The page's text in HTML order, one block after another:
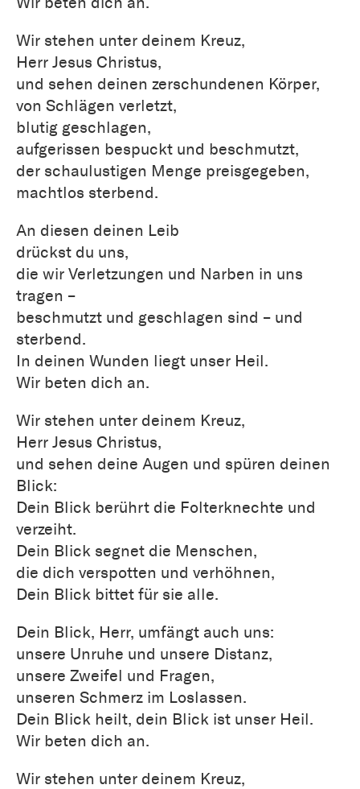
Wir stehen unter deinem Kreuz,
Herr Jesus Christus,
und sehen deinen zerschundenen Körper,
von Schlägen verletzt,
blutig geschlagen,
aufgerissen bespuckt und beschmutzt,
der schaulustigen Menge preisgegeben,
machtlos sterbend.
An diesen deinen Leib
drückst du uns,
die wir Verletzungen und Narben in uns
tragen –
beschmutzt und geschlagen sind – und
sterbend.
In deinen Wunden liegt unser Heil.
Wir beten dich an.
Wir stehen unter deinem Kreuz,
Herr Jesus Christus,
und sehen deine Augen und spüren deinen
Blick:
Dein Blick berührt die Folterknechte und
verzeiht.
Dein Blick segnet die Menschen,
die dich verspotten und verhöhnen,
Dein Blick bittet für sie alle.
Dein Blick, Herr, umfängt auch uns:
unsere Unruhe und unsere Distanz,
unsere Zweifel und Fragen,
unseren Schmerz im Loslassen.
Dein Blick heilt, dein Blick ist unser Heil.
Wir beten dich an.
Wir stehen unter deinem Kreuz,